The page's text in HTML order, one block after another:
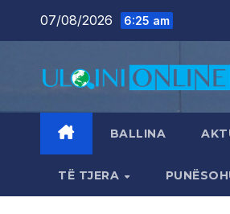
07/08/2026 6:25 am
BALLINA
TË TJERA